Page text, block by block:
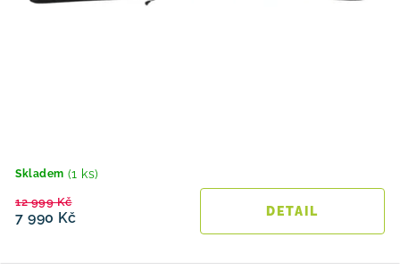
Skladem (1 ks)
7 990 Kč
12 999 Kč